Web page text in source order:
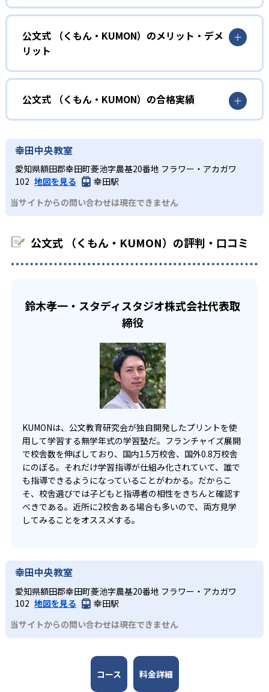
確実に100点が取れるレベルから少しずつ難易度を上げてい
しさを経験できる。
KUMONの教材は、簡単な問題から高度な問題へと、スモー
ルステップで進んでいけるよう工夫されている。このスタ
イルは子どもの学習意欲をかき立てるため、教えてもらう
という受け身の姿勢ではなく、自ら進んで学ぶ姿勢を身に
つけられるだろう。
また、自学学習スタイルで学ぶ子どもたちは、自らの学習
課題に気がつくようになる。学年を超えた範囲も学習でき
るため、早い時期から高校教材に進む生徒もいる。
03 フレキシブルな受講スタイル
でも週2回受講できる。そのため、部活や他の習い事で忙し
らのオンライン受講と通室を組み合わせることも可能だ。
幼児
小学校に入る準備をしたい幼児向け
KUMONでは細かいステップに分かれた教材で、わかる楽し
さを経験しながら無理なく力を高めていける。
性格や学習への取り組み姿勢に合わせて内容も調整するた
め、小学校に入ってもつまずきにくい学力を身につけられ
るだろう。
中学に向けて苦手教科を克服したい子ども向け
KUMONでは経験豊富な先生が、子どものやる気を引き出せ
るよう適切なヒントを与えたり、声かけをしたりしてい
少しずつ苦手意識を克服できるだろう。
部活や習い事と両立したい生徒向け
KUMONでは、一人ひとりの学習状況やスケジュールに合わ
宿題の量や進め方に関しては、いつでも気軽に相談可能
だ。
公文式 （くもん・KUMON）のメリット・デメ
リット
どんなメリットがある？
KUMONでは自学自習スタイルで勉強するため、集中力や目
標に向かって頑張りやり抜く力を育むことができる。ま
た、年齢や学年にとらわれずに自分の学力に相応したレベ
ルから学習できるため、難しすぎてやる気を損ねたり、簡
単すぎて退屈することもない。
どんなデメリットがある？
KUMONでは、中高生のクラスでも数学・英語・国語の3教
科に限られるため、その他の教科に関しては他塾を検討す
る必要があるだろう。
公文式 （くもん・KUMON）の合格実績
KUMONは、公式サイトでは合格実績は公開していない。志
望校への実績があるかどうかは、通う予定の教室に問い合
わせたい。
幸田中央教室
愛知県額田郡幸田町菱池字農基20番地 フラワー・アカガワ
102 地図を見る
幸田駅
当サイトからの問い合わせは現在できません
公文式 （くもん・KUMON）の評判・口コミ
鈴木孝一・スタディスタジオ株式会社代表取
締役
KUMONは、公文教育研究会が独自開発したプリントを使
用して学習する無学年式の学習塾だ。フランチャイズ展開
で校舎数を伸ばしており、国内1.5万校舎、国外0.8万校舎
にのぼる。それだけ学習指導が仕組み化されていて、誰で
も指導できるようになっていることがわかる。だからこ
そ、校舎選びでは子どもと指導者の相性をきちんと確認す
べきである。近所に2校舎ある場合も多いので、両方見学
してみることをオススメする。
幸田中央教室
愛知県額田郡幸田町菱池字農基20番地 フラワー・アカガワ
102 地図を見る
幸田駅
当サイトからの問い合わせは現在できません
コース 料金詳細